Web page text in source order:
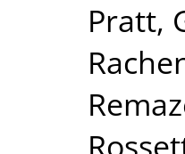
Pratt,